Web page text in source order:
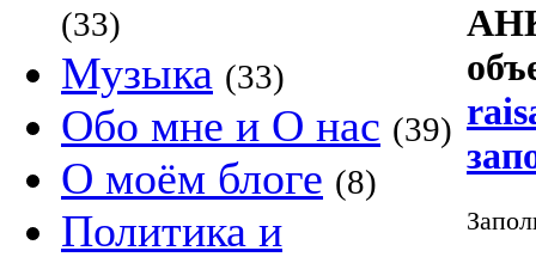
(33)
Музыка (33)
Обо мне и О нас (39)
О моём блоге (8)
Политика и